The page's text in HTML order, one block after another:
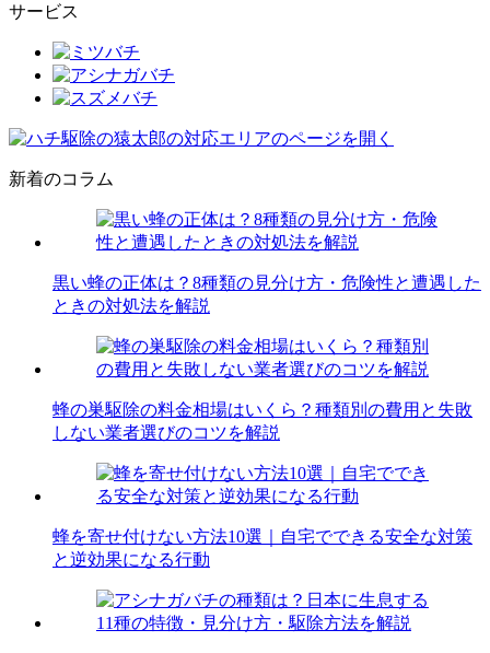
サービス
新着のコラム
黒い蜂の正体は？8種類の見分け方・危険性と遭遇した
ときの対処法を解説
蜂の巣駆除の料金相場はいくら？種類別の費用と失敗
しない業者選びのコツを解説
蜂を寄せ付けない方法10選｜自宅でできる安全な対策
と逆効果になる行動